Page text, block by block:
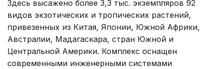
Здесь высажено более 3,3 тыс. экземпляров 92
видов экзотических и тропических растений,
привезенных из Китая, Японии, Южной Африки,
Австралии, Мадагаскара, стран Южной и
Центральной Америки. Комплекс оснащен
современными инженерными системами